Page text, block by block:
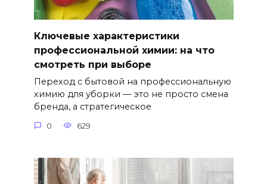
Ключевые характеристики
профессиональной химии: на что
смотреть при выборе
Переход с бытовой на профессиональную
химию для уборки — это не просто смена
бренда, а стратегическое
0 629